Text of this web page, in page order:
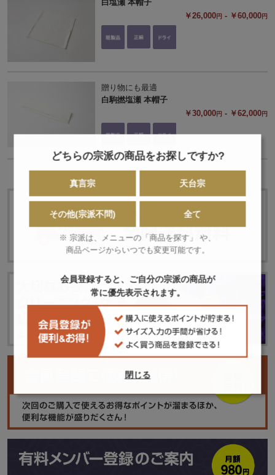
白塩瀬 本帽子
￥26,000円 - ￥60,000円
贈り物にも最適
白駒撚塩瀬 本帽子
￥30,000円 - ￥62,000円
どちらの宗派の商品をお探しですか?
真言宗 天台宗
その他(宗派不問) 全て
※ 宗派は、メニューの「商品を探す」 や、
商品ページからいつでも変更可能です。
会員登録すると、ご自分の宗派の商品が
常に優先表示されます。
閉じる